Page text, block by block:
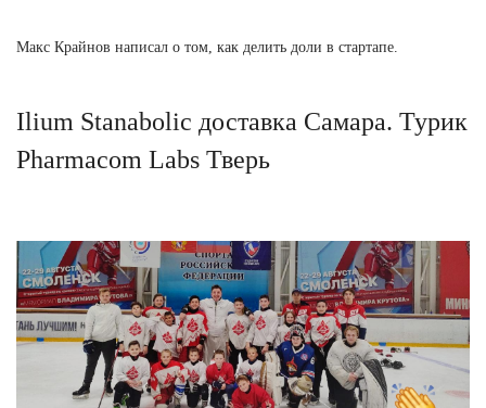
Макс Крайнов написал о том, как делить доли в стартапе.
Ilium Stanabolic доставка Самара. Турик
Pharmacom Labs Тверь